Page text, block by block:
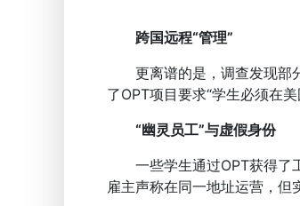
跨国远程“管理”
更离谱的是，调查发现部分
了OPT项目要求“学生必须在
“幽灵员工”与虚假身份
一些学生通过OPT获得了工
雇主声称在同一地址运营，但